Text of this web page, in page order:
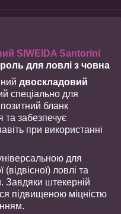
SIWEIDA Santorini
для ловлі з човна
двоскладовий
спеціально для
бланк
та забезпечує
при використанні
для
ловлі та
Завдяки штекерній
підвищеною міцністю